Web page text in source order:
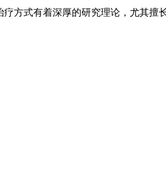
方式有着深厚的研究理论，尤其擅